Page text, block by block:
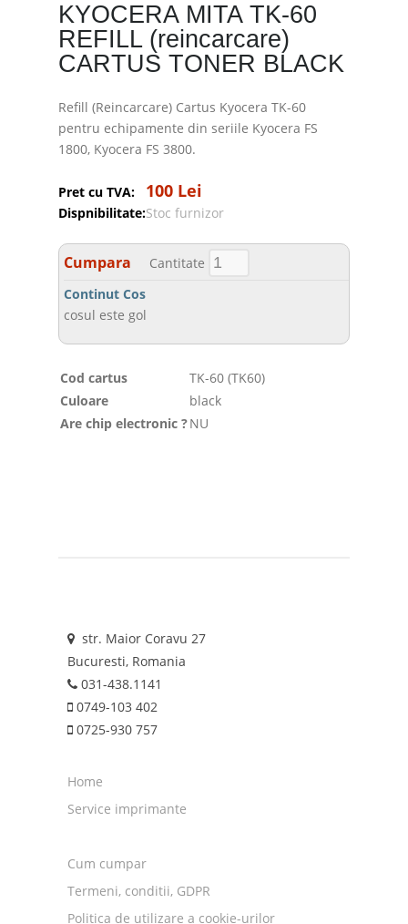
KYOCERA MITA TK-60
REFILL (reincarcare)
CARTUS TONER BLACK
Refill (Reincarcare) Cartus Kyocera TK-60
pentru echipamente din seriile Kyocera FS
1800, Kyocera FS 3800.
Pret cu TVA: 100 Lei
Dispnibilitate:Stoc furnizor
Cumpara
Cantitate
Continut Cos
cosul este gol
Cod cartus
TK-60 (TK60)
Culoare
black
Are chip electronic ?NU
str. Maior Coravu 27
Bucuresti, Romania
031-438.1141
0749-103 402
0725-930 757
Home
Service imprimante
Cum cumpar
Termeni, conditii, GDPR
Politica de utilizare a cookie-urilor